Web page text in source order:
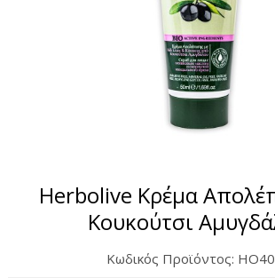
Herbolive Κρέμα
Κουκούτσι
Κωδικός Προϊόντος: